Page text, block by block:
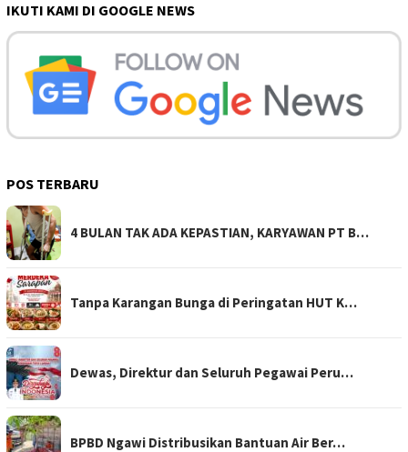
IKUTI KAMI DI GOOGLE NEWS
POS TERBARU
4 BULAN TAK ADA KEPASTIAN, KARYAWAN PT B…
Tanpa Karangan Bunga di Peringatan HUT K…
Dewas, Direktur dan Seluruh Pegawai Peru…
BPBD Ngawi Distribusikan Bantuan Air Ber…